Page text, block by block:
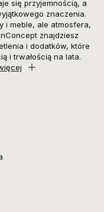
się przyjemnością, a
znaczenia.
i meble, ale atmosfera,
znajdziesz
i dodatków, które
i trwałością na lata.